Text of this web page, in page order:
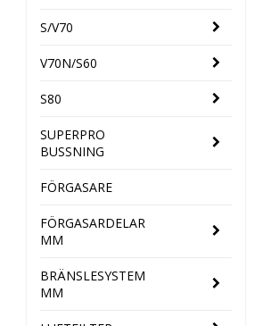
S/V70
V70N/S60
S80
SUPERPRO
BUSSNING
FÖRGASARE
FÖRGASARDELAR
MM
BRÄNSLESYSTEM
MM